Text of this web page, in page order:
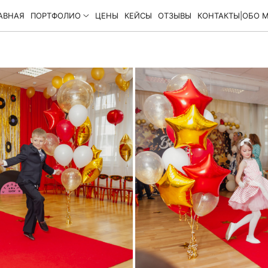
ПОРТФОЛИО ЦЕНЫ КЕЙСЫ ОТЗЫВЫ КОНТАКТЫ|ОБО